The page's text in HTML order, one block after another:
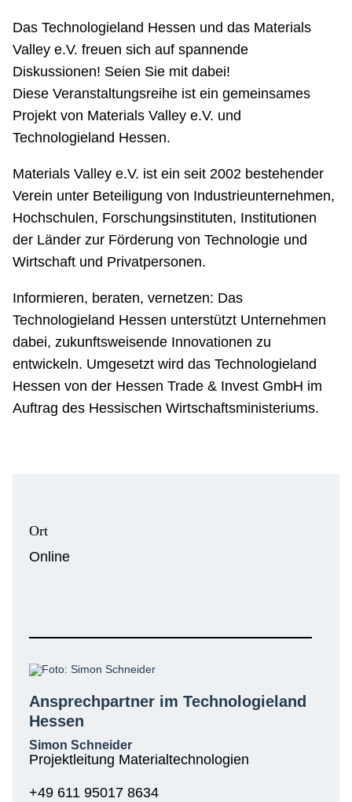
Das Technologieland Hessen und das Materials
Valley e.V. freuen sich auf spannende
Diskussionen! Seien Sie mit dabei!
Diese Veranstaltungsreihe ist ein gemeinsames
Projekt von Materials Valley e.V. und
Technologieland Hessen.
Materials Valley e.V. ist ein seit 2002 bestehender
Verein unter Beteiligung von Industrieunternehmen,
Hochschulen, Forschungsinstituten, Institutionen
der Länder zur Förderung von Technologie und
Wirtschaft und Privatpersonen.
Informieren, beraten, vernetzen: Das
Technologieland Hessen unterstützt Unternehmen
dabei, zukunftsweisende Innovationen zu
entwickeln. Umgesetzt wird das Technologieland
Hessen von der Hessen Trade & Invest GmbH im
Auftrag des Hessischen Wirtschaftsministeriums.
Ort
Online
Ansprechpartner im Technologieland
Hessen
Simon Schneider
Projektleitung Materialtechnologien
+49 611 95017 8634